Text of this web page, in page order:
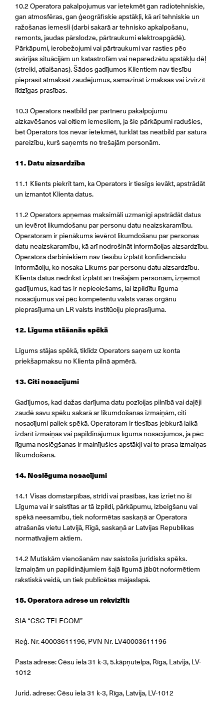
10.2 Operatora pakalpojumus var ietekmēt gan radiotehniskie,
gan atmosfēras, gan ģeogrāfiskie apstākļi, kā arī tehniskie un
ražošanas iemesli (darbi sakarā ar tehnisko apkalpošanu,
remonts, jaudas pārslodze, pārtraukumi elektroapgādē).
Pārkāpumi, ierobežojumi vai pārtraukumi var rasties pēc
avārijas situācijām un katastrofām vai neparedzētu apstākļu dēļ
(streiki, atlaišanas). Šādos gadījumos Klientiem nav tiesību
pieprasīt atmaksāt zaudējumus, samazināt izmaksas vai izvirzīt
līdzīgas prasības.
10.3 Operators neatbild par partneru pakalpojumu
aizkavēšanos vai citiem iemesliem, ja šie pārkāpumi radušies,
bet Operators tos nevar ietekmēt, turklāt tas neatbild par satura
pareizību, kurš saņemts no trešajām personām.
11. Datu aizsardzība
11.1 Klients piekrīt tam, ka Operators ir tiesīgs ievākt, apstrādāt
un izmantot Klienta datus.
11.2 Operators apņemas maksimāli uzmanīgi apstrādāt datus
un ievērot likumdošanu par personu datu neaizskaramību.
Operatoram ir pienākums ievērot likumdošanu par personas
datu neaizskaramību, kā arī nodrošināt informācijas aizsardzību.
Operatora darbiniekiem nav tiesību izplatīt konfidenciālu
informāciju, ko nosaka Likums par personu datu aizsardzību.
Klienta datus nedrīkst izplatīt arī trešajām personām, izņemot
gadījumus, kad tas ir nepieciešams, lai izpildītu līguma
nosacījumus vai pēc kompetentu valsts varas orgānu
pieprasījuma un LR valsts institūciju pieprasījuma.
12. Līguma stāšanās spēkā
Līgums stājas spēkā, tiklīdz Operators saņem uz konta
priekšapmaksu no Klienta pilnā apmērā.
13. Citi nosacījumi
Gadījumos, kad dažas darījuma datu pozīcijas pilnībā vai daļēji
zaudē savu spēku sakarā ar likumdošanas izmaiņām, citi
nosacījumi paliek spēkā. Operatoram ir tiesības jebkurā laikā
izdarīt izmaiņas vai papildinājumus līguma nosacījumos, ja pēc
līguma noslēgšanas ir mainījušies apstākļi vai to prasa izmaiņas
likumdošanā.
14. Noslēguma nosacījumi
14.1 Visas domstarpības, strīdi vai prasības, kas izriet no šī
Līguma vai ir saistītas ar tā izpildi, pārkāpumu, izbeigšanu vai
spēkā neesamību, tiek noformētas saskaņā ar Operatora
atrašanās vietu Latvijā, Rīgā, saskaņā ar Latvijas Republikas
normatīvajiem aktiem.
14.2 Mutiskām vienošanām nav saistošs juridisks spēks.
Izmaiņām un papildinājumiem šajā līgumā jābūt noformētiem
rakstiskā veidā, un tiek publicētas mājaslapā.
15. Operatora adrese un rekvizīti:
SIA “CSC TELECOM”
Reģ. Nr. 40003611196, PVN Nr. LV40003611196
Pasta adrese: Cēsu iela 31 k-3, 5.kāpņutelpa, Rīga, Latvija, LV-
1012
Jurid. adrese: Cēsu iela 31 k-3, Rīga, Latvija, LV-1012